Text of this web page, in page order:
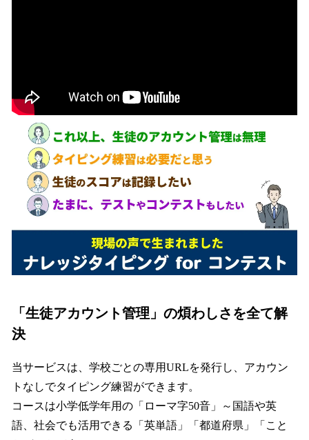
「生徒アカウント管理」の煩わしさを全て解
決
当サービスは、学校ごとの専用URLを発行し、アカウン
トなしでタイピング練習ができます。
コースは小学低学年用の「ローマ字50音」～国語や英
語、社会でも活用できる「英単語」「都道府県」「こと